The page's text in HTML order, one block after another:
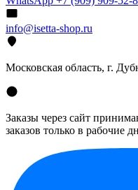
info@isetta-shop.ru
Московская область, г.
Заказы через сайт
заказов только в рабочие